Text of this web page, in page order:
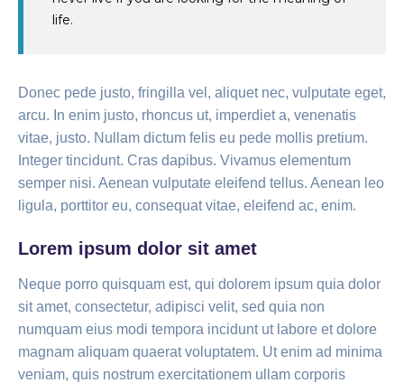
life.
Donec pede justo, fringilla vel, aliquet nec, vulputate eget,
arcu. In enim justo, rhoncus ut, imperdiet a, venenatis
vitae, justo. Nullam dictum felis eu pede mollis pretium.
Integer tincidunt. Cras dapibus. Vivamus elementum
semper nisi. Aenean vulputate eleifend tellus. Aenean leo
ligula, porttitor eu, consequat vitae, eleifend ac, enim.
Lorem ipsum dolor sit amet
Neque porro quisquam est, qui dolorem ipsum quia dolor
sit amet, consectetur, adipisci velit, sed quia non
numquam eius modi tempora incidunt ut labore et dolore
magnam aliquam quaerat voluptatem. Ut enim ad minima
veniam, quis nostrum exercitationem ullam corporis